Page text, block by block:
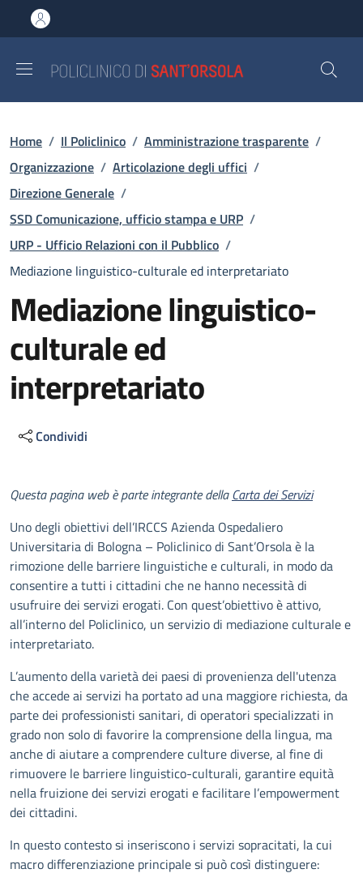
al contenuto principale
to footer content
Briciole di pane
Home / Il Policlinico / Amministrazione trasparente /
Organizzazione / Articolazione degli uffici /
Direzione Generale /
SSD Comunicazione, ufficio stampa e URP /
URP - Ufficio Relazioni con il Pubblico /
Mediazione linguistico-culturale ed interpretariato
Mediazione linguistico-
culturale ed
interpretariato
Condividi
Descrizione
Questa pagina web è parte integrante dellaCarta dei Servizi
Uno degli obiettivi dell’IRCCS Azienda Ospedaliero
Universitaria di Bologna – Policlinico di Sant’Orsola è la
rimozione delle barriere linguistiche e culturali, in modo da
consentire a tutti i cittadini che ne hanno necessità di
usufruire dei servizi erogati. Con quest’obiettivo è attivo,
all’interno del Policlinico, un servizio di mediazione culturale e
interpretariato.
L’aumento della varietà dei paesi di provenienza dell'utenza
che accede ai servizi ha portato ad una maggiore richiesta, da
parte dei professionisti sanitari, di operatori specializzati in
grado non solo di favorire la comprensione della lingua, ma
anche di aiutare a comprendere culture diverse, al fine di
rimuovere le barriere linguistico-culturali, garantire equità
nella fruizione dei servizi erogati e facilitare l’empowerment
dei cittadini.
In questo contesto si inseriscono i servizi sopracitati, la cui
macro differenziazione principale si può così distinguere: